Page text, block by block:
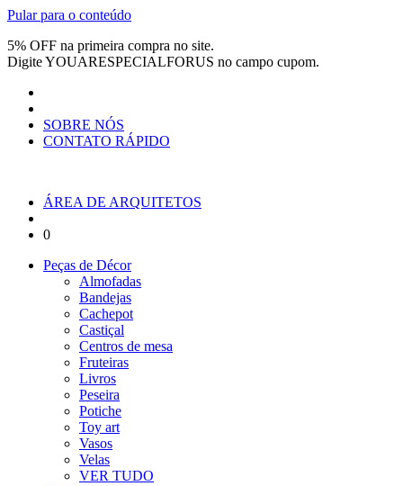
Pular para o conteúdo
5% OFF na primeira compra no site.
DigiteYOUARESPECIALFORUS no campo cupom.
SOBRE NÓS
CONTATO RÁPIDO
ÁREA DE ARQUITETOS
0
Peças de Décor
Almofadas
Bandejas
Cachepot
Castiçal
Centros de mesa
Fruteiras
Livros
Peseira
Potiche
Toy art
Vasos
Velas
VER TUDO